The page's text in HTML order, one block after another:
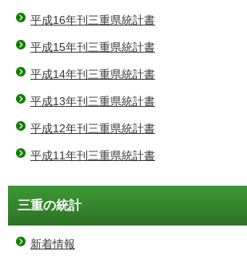
平成16年刊三重県統計書
平成15年刊三重県統計書
平成14年刊三重県統計書
平成13年刊三重県統計書
平成12年刊三重県統計書
平成11年刊三重県統計書
三重の統計
新着情報